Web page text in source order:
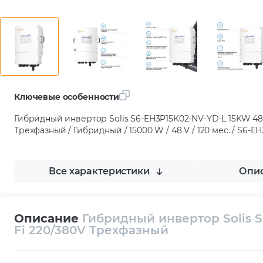
Ключевые особенности
Гибридный инвертор Solis S6-EH3P15K02-NV-YD-L 15KW
Трехфазный / Гибридный / 15000 W / 48 V / 120 мес. / S6-
Все характеристики
Описание Гибридный инвертор Solis
Fi 220/380V Трехфазный